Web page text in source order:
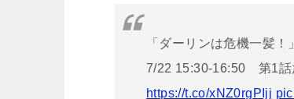
「ダーリンは危機一髪
7/22 15:30-16:50 第1話
https://t.co/xNZ0rgPIjj